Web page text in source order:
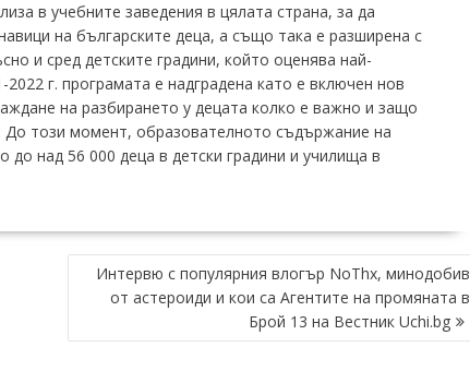
в учебните заведения в цялата страна, за да
на българските деца, а също така е разширена с
и сред детските градини, който оценява най-
г. програмата е надградена като е включен нов
на разбирането у децата колко е важно и защо
До този момент, образователното съдържание на
до над 56 000 деца в детски градини и училища в
Интервю с популярния влогър NoThx, минодобив
от астероиди и кои са Агентите на промяната в
Брой 13 на Вестник Uchi.bg